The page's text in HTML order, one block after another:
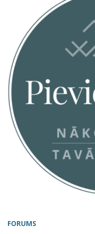
FORUMS